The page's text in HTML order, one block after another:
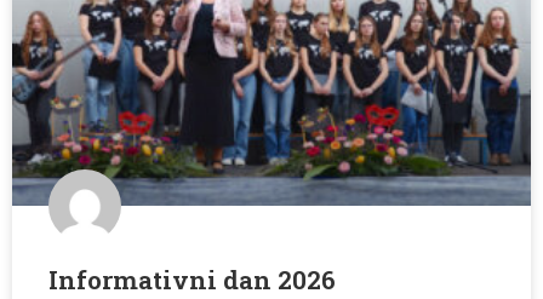
Informativni dan 2026